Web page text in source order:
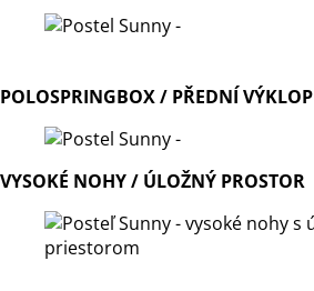
POLOSPRINGBOX / PŘEDNÍ VÝKLOP
VYSOKÉ NOHY / ÚLOŽNÝ PROSTOR